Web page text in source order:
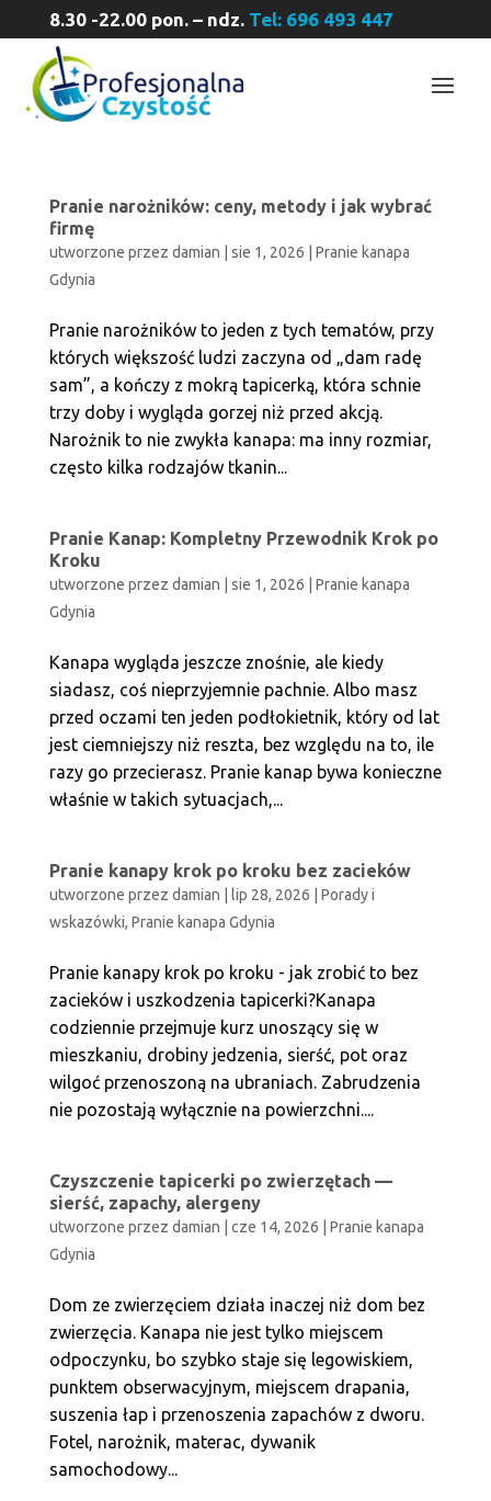
8.30 -22.00 pon. – ndz. Tel: 696 493 447
Pranie narożników: ceny, metody i jak wybrać
firmę
utworzone przez damian sie 1, 2026
Pranie kanapa
Gdynia
Pranie narożników to jeden z tych tematów, przy
których większość ludzi zaczyna od „dam radę
sam”, a kończy z mokrą tapicerką, która schnie
trzy doby i wygląda gorzej niż przed akcją.
Narożnik to nie zwykła kanapa: ma inny rozmiar,
często kilka rodzajów tkanin...
Pranie Kanap: Kompletny Przewodnik Krok po
Kroku
utworzone przez damian sie 1, 2026
Pranie kanapa
Gdynia
Kanapa wygląda jeszcze znośnie, ale kiedy
siadasz, coś nieprzyjemnie pachnie. Albo masz
przed oczami ten jeden podłokietnik, który od lat
jest ciemniejszy niż reszta, bez względu na to, ile
razy go przecierasz. Pranie kanap bywa konieczne
właśnie w takich sytuacjach,...
Pranie kanapy krok po kroku bez zacieków
utworzone przez damian lip 28, 2026
Porady i
wskazówki, Pranie kanapa Gdynia
Pranie kanapy krok po kroku - jak zrobić to bez
zacieków i uszkodzenia tapicerki?Kanapa
codziennie przejmuje kurz unoszący się w
mieszkaniu, drobiny jedzenia, sierść, pot oraz
wilgoć przenoszoną na ubraniach. Zabrudzenia
nie pozostają wyłącznie na powierzchni....
Czyszczenie tapicerki po zwierzętach —
sierść, zapachy, alergeny
utworzone przez damian cze 14, 2026
Pranie kanapa
Gdynia
Dom ze zwierzęciem działa inaczej niż dom bez
zwierzęcia. Kanapa nie jest tylko miejscem
odpoczynku, bo szybko staje się legowiskiem,
punktem obserwacyjnym, miejscem drapania,
suszenia łap i przenoszenia zapachów z dworu.
Fotel, narożnik, materac, dywanik
samochodowy...